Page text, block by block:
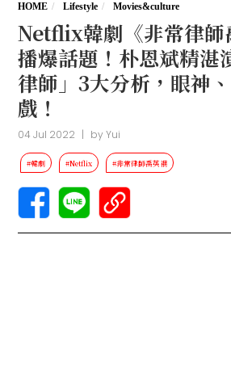
HOME Lifestyle Movies&culture
Netflix韓劇《非常律師
播爆話題！朴恩斌精湛
律師」3大分析，眼神
戲！
04 Jul 2022 | byYui
#韓劇 #Netflix #非常律師禹英禑